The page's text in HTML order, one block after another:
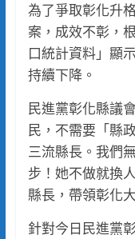
為了爭取彰化升
案，成效不彰，
口統計資料」顯
持續下降。
民進黨彰化縣議
民，不需要「縣
三流縣長。我們
步！她不做就換
縣長，帶領彰化
針對今日民進黨